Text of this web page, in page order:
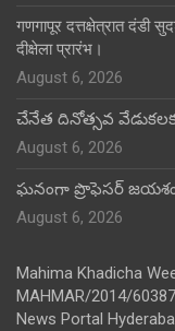
गणगापूर दत्तक्षेत्रात दंडी
दीक्षेला प्रारंभ।
August 6, 2026
చేనేత దినోత్సవ
August 6, 2026
ఘనంగా ప్రొఫెసర్
August 6, 2026
Mahima Khadicha
MAHMAR/2014/
News Portal